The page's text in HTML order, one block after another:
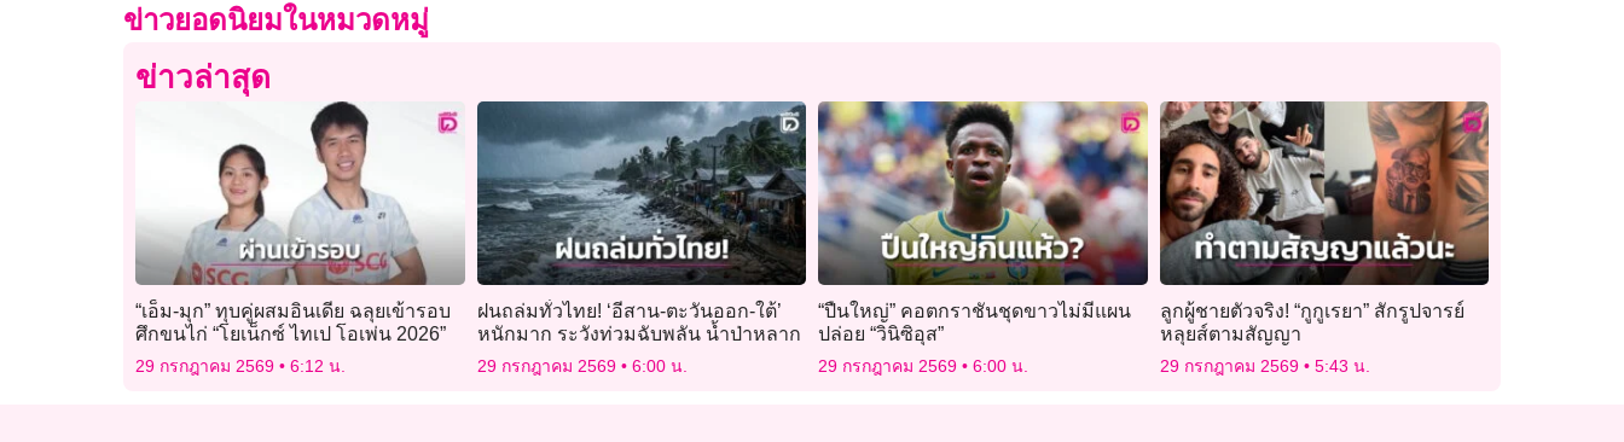
ข่าวยอดนิยมในหมวดหมู่
ข่าวล่าสุด
“เอ็ม-มุก” ทุบคู่ผสมอินเดีย ฉลุยเข้ารอบ
ศึกขนไก่ “โยเน็กซ์ ไทเป โอเพ่น 2026”
29 กรกฎาคม 2569 6:12 น.
ฝนถล่มทั่วไทย! ‘อีสาน-ตะวันออก-ใต้’
หนักมาก ระวังท่วมฉับพลัน น้ำป่าหลาก
29 กรกฎาคม 2569 6:00 น.
“ปืนใหญ่” คอตกราชันชุดขาวไม่มีแผน
ปล่อย “วินิซิอุส”
29 กรกฎาคม 2569 6:00 น.
ลูกผู้ชายตัวจริง! “กูกูเรยา” สักรูปจารย์
หลุยส์ตามสัญญา
29 กรกฎาคม 2569 5:43 น.